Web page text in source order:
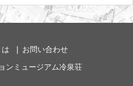
お問い合わせ
ンミュージアム冷泉荘